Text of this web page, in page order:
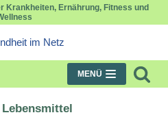
Krankheiten, Ernährung, Fitness und
MENÜ